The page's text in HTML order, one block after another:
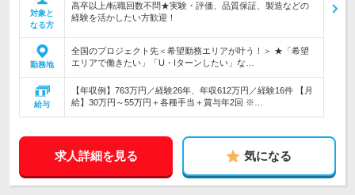
対象と
なる方
高卒以上/転職回数不問★実験・評価、品質保証、製造などの
経験を活かしたい方歓迎！
勤務地
全国のプロジェクト先＜希望勤務エリアが叶う！＞ ★「希望
エリアで働きたい」「U・Iターンしたい」な…
給与
【年収例】763万円／経験26年、年収612万円／経験16件 【月
給】30万円～55万円＋各種手当＋賞与年2回 ※…
求人詳細を見る 気になる